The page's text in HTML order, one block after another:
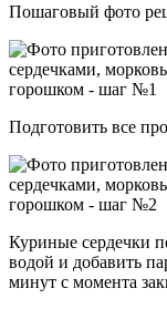
Пошаговый фото
Подготовить все
Куриные сердечки
водой и добавить
минут с момента